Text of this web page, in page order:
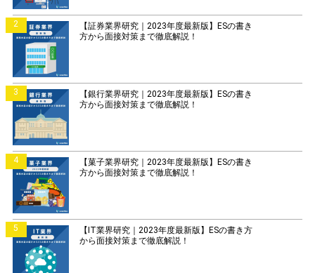
2
【証券業界研究｜2023年度最新版】ESの書き
方から面接対策まで徹底解説！
3
【銀行業界研究｜2023年度最新版】ESの書き
方から面接対策まで徹底解説！
4
【菓子業界研究｜2023年度最新版】ESの書き
方から面接対策まで徹底解説！
5
【IT業界研究｜2023年度最新版】ESの書き方
から面接対策まで徹底解説！